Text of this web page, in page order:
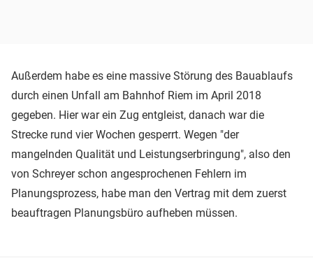
Außerdem habe es eine massive Störung des Bauablaufs
durch einen Unfall am Bahnhof Riem im April 2018
gegeben. Hier war ein Zug entgleist, danach war die
Strecke rund vier Wochen gesperrt. Wegen "der
mangelnden Qualität und Leistungserbringung", also den
von Schreyer schon angesprochenen Fehlern im
Planungsprozess, habe man den Vertrag mit dem zuerst
beauftragen Planungsbüro aufheben müssen.